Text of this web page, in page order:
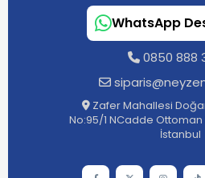
WhatsApp
0850 888
Zafer Mahallesi
No:95/1 NCadde
İstanbul